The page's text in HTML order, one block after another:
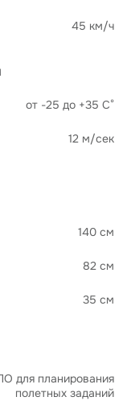
45 км/ч
от -25 до +35 С°
12 м/сек
140 см
82 см
35 см
для планирования
полетных заданий